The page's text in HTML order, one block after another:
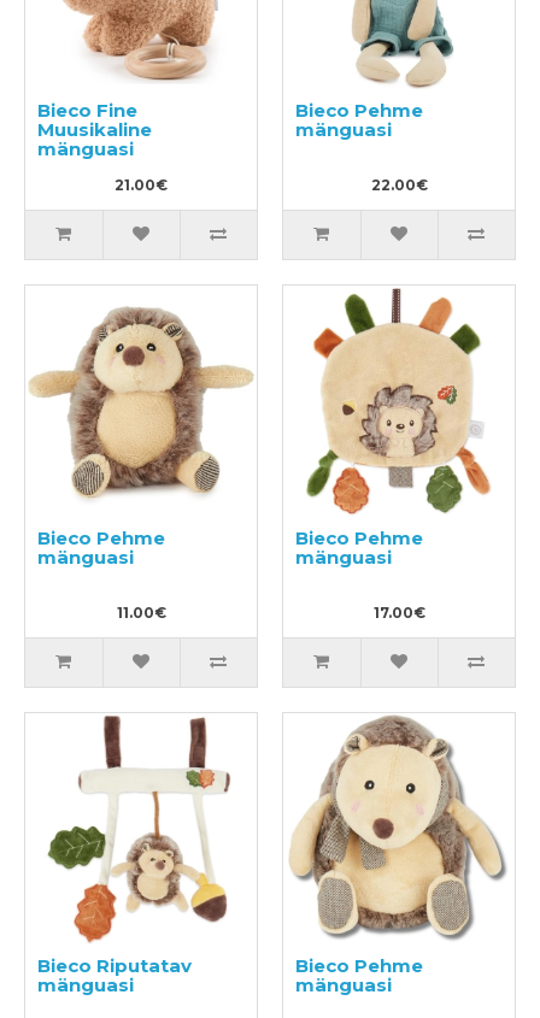
Bieco Fine
Muusikaline
mänguasi
21.00€
Bieco Pehme
mänguasi
22.00€
Bieco Pehme
mänguasi
11.00€
Bieco Pehme
mänguasi
17.00€
Bieco Riputatav
mänguasi
Bieco Pehme
mänguasi